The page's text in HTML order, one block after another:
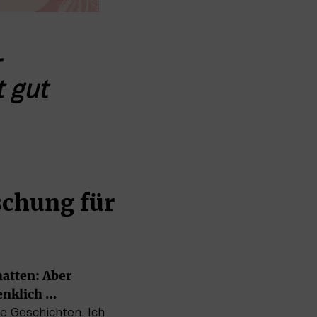
gut
für
Aber
…
Geschichten. Ich